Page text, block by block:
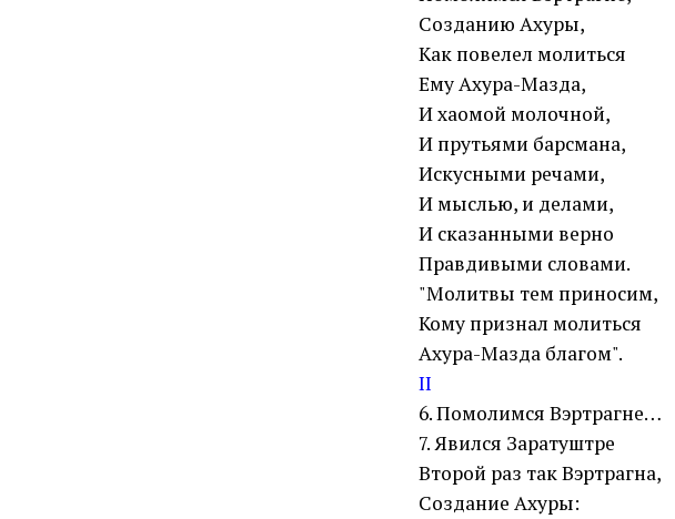
Созданию Ахуры,
Как повелел молиться
Ему Ахура-Мазда,
И хаомой молочной,
И прутьями барсмана,
Искусными речами,
И мыслью, и делами,
И сказанными верно
Правдивыми словами.
"Молитвы тем приносим,
Кому признал молиться
Ахура-Мазда благом".
II
6. Помолимся Вэртрагне…
7. Явился Заратуштре
Второй раз так Вэртрагна,
Создание Ахуры: